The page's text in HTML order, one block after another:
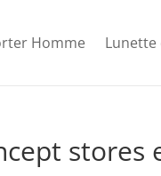
Homme Lunette
stores